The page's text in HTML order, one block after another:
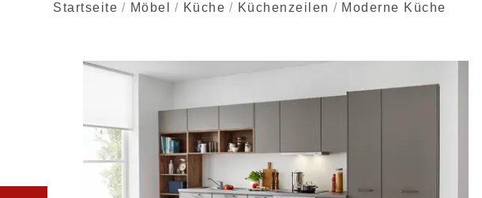
Startseite Möbel Küche Küchenzeilen Moderne Küche